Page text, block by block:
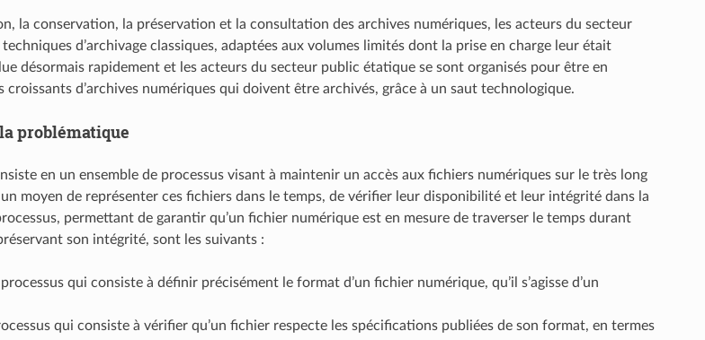
la conservation, la préservation et la consultation des archives numériques, les acteurs du secteur
d’archivage classiques, adaptées aux volumes limités dont la prise en charge leur était
désormais rapidement et les acteurs du secteur public étatique se sont organisés pour être en
d’archives numériques qui doivent être archivés, grâce à un saut technologique.
problématique
en un ensemble de processus visant à maintenir un accès aux fichiers numériques sur le très long
moyen de représenter ces fichiers dans le temps, de vérifier leur disponibilité et leur intégrité dans la
permettant de garantir qu’un fichier numérique est en mesure de traverser le temps durant
son intégrité, sont les suivants :
qui consiste à définir précisément le format d’un fichier numérique, qu’il s’agisse d’un
qui consiste à vérifier qu’un fichier respecte les spécifications publiées de son format, en termes